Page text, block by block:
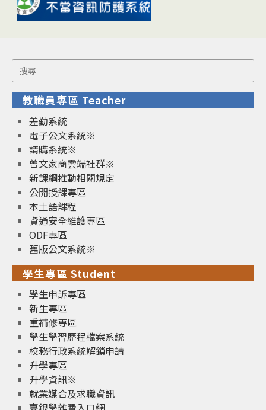
Search
for:
教職員專區 Teacher
差勤系統
電子公文系統※
請購系統※
曾文家商雲端社群※
新課綱推動相關規定
公開授課專區
本土語課程
資通安全維護專區
ODF專區
舊版公文系統※
學生專區 Student
學生申訴專區
新生專區
重補修專區
學生學習歷程檔案系統
校務行政系統解鎖申請
升學專區
升學資訊※
就業媒合及求職資訊